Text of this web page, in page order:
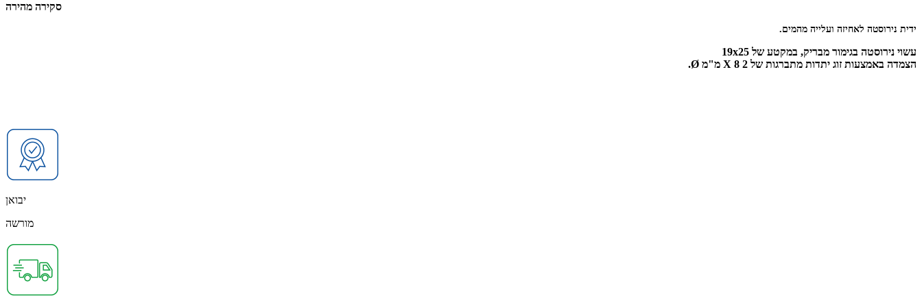
סקירה מהירה
ידית נירוסטה לאחיזה ועלייה מהמים.
עשוי נירוסטה בגימור מבריק, במקטע של 19x25
הצמדה באמצעות זוג יתדות מתברגות של 2 X 8 מ"מ Ø.
יבואן
מורשה